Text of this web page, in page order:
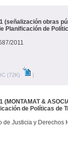
(señalización obras
Planificación de
2011
(72K) |
(MONTAMAT &
de Políticas de
Justicia y Derechos